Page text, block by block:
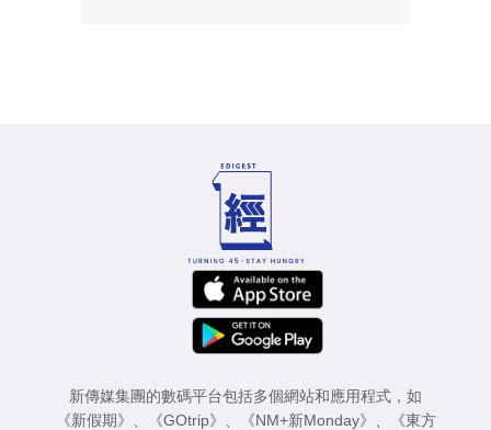
新傳媒集團的數碼平台包括多個網站和應用程式，如
《新假期》
《GOtrip》 《NM+新Monday》
《東方